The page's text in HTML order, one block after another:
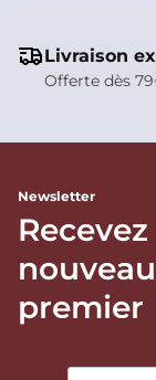
Livraison
Offerte dès
Newsletter
premier